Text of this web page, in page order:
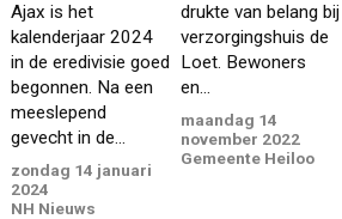
Ajax is het
kalenderjaar 2024
in de eredivisie goed
begonnen. Na een
meeslepend
gevecht in de...
zondag 14 januari
2024
NH Nieuws
drukte van belang bij
verzorgingshuis de
Loet. Bewoners
en...
maandag 14
november 2022
Gemeente Heiloo